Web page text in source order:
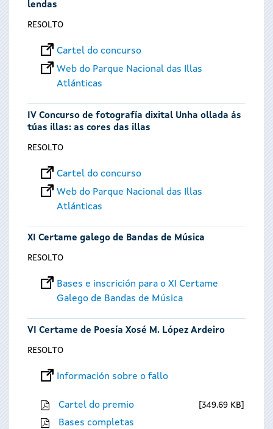
lendas
RESOLTO
Cartel do concurso
Web do Parque Nacional das Illas
Atlánticas
IV Concurso de fotografía dixital Unha ollada ás
túas illas: as cores das illas
RESOLTO
Cartel do concurso
Web do Parque Nacional das Illas
Atlánticas
XI Certame galego de Bandas de Música
RESOLTO
Bases e inscrición para o XI Certame
Galego de Bandas de Música
VI Certame de Poesía Xosé M. López Ardeiro
RESOLTO
Información sobre o fallo
Cartel do premio 349.69 KB
Bases completas